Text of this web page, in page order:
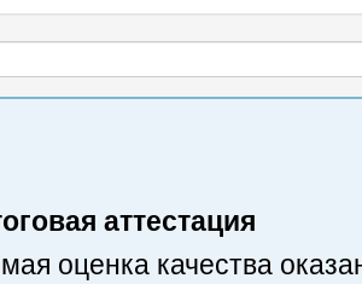
аттестация
оценка качества